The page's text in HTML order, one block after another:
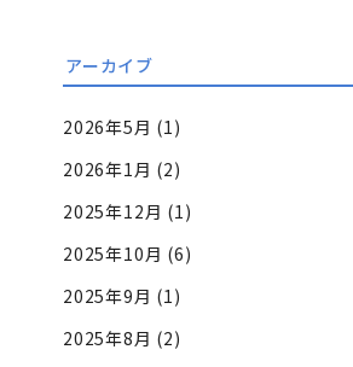
アーカイブ
2026年5月 (1)
2026年1月 (2)
2025年12月 (1)
2025年10月 (6)
2025年9月 (1)
2025年8月 (2)